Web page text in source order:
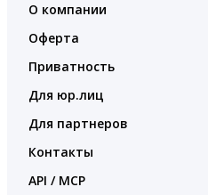
О компании
Оферта
Приватность
Для юр.лиц
Для партнеров
Контакты
API / MCP